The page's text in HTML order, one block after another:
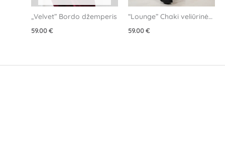
„Velvet” Bordo džemperis
59.00€
“Lounge” Chaki veliūrinės
59.00€